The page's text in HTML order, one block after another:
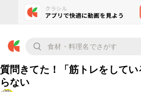
質問きてた！「筋トレをして
らない